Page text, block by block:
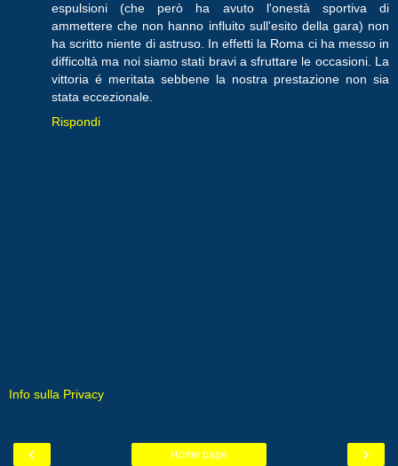
espulsioni (che però ha avuto l'onestà sportiva di
ammettere che non hanno influito sull'esito della gara) non
ha scritto niente di astruso. In effetti la Roma ci ha messo in
difficoltà ma noi siamo stati bravi a sfruttare le occasioni. La
vittoria é meritata sebbene la nostra prestazione non sia
stata eccezionale.
Rispondi
Info sulla Privacy
‹ ›
Home page